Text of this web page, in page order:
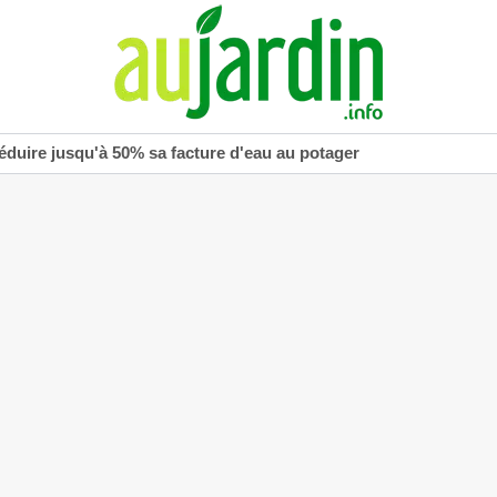
jusqu'à 50% sa facture d'eau au potager